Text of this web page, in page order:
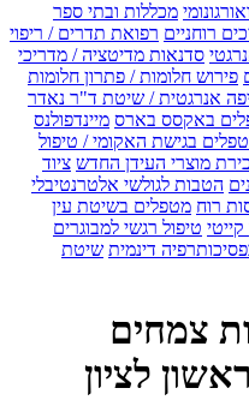
מכללות ובתי ספר
רוחניים רפואת תדרים / ריפוי
סדנאות מדיטציה / מדריכי
פירוש חלומות / פתרון חלומות
אנרגטית / שיטת ד"ר נאדר
באקסס בארס מיינדפולנס
בגישת האקומי / טיפול
מוצרי העידן החדש ציוד
הטבות לגולשי אלטרנטיבלי
רוח מטפלים בשיטת עין
טיפול רגשי למבוגרים
דינמית שיטת
צמחים
לציון